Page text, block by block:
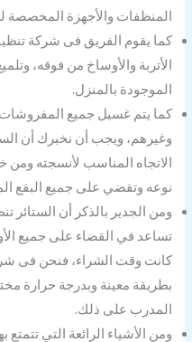
المنظفات والأجهزة المخصصة
كما يقوم الفريق فى شركة
الأتربة والأوساخ من فوقه،
الموجودة بالمنزل.
كما يتم غسيل جميع المفروشات
وغيرهم، ويجب أن نخبرك أن
الاتجاه المناسب لأنسجته
نوعه وتقضي على جميع البقع
ومن الجدير بالذكر أن الستائر
تساعد في القضاء على جميع
كانت وقت الشراء، فنحن فى
بطريقة معينة وبدرجة حرارة
المدرب على ذلك.
ومن الأشياء الرائعة التي